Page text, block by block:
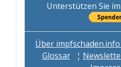
Unterstützen Sie
Über impfschaden.info
Glossar
¦